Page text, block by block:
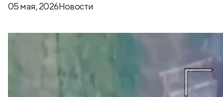
05 мая, 2026Новости